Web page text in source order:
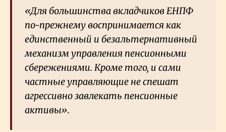
«Для большинства вкладчиков ЕНПФ
по-прежнему воспринимается как
единственный и безальтернативный
механизм управления пенсионными
сбережениями. Кроме того, и сами
частные управляющие не спешат
агрессивно завлекать пенсионные
активы».